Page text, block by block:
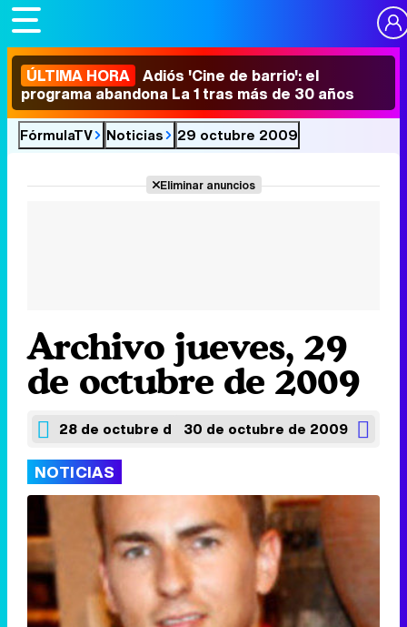
ÚLTIMA HORA Adiós 'Cine de barrio': el
programa abandona La 1 tras más de 30 años
FórmulaTV Noticias 29 octubre 2009
Eliminar anuncios
Archivo jueves, 29
de octubre de 2009
28 de octubre de 200930 de octubre de 2009
NOTICIAS